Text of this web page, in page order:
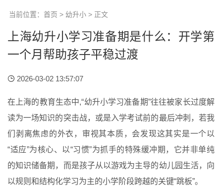
当前位置： 首页 > 幼升小 > 正文
上海幼升小学习准备期是什么：开学第
一个月帮助孩子平稳过渡
2026-03-02 13:57:07
在上海的教育生态中,“幼升小学习准备期”往往被家长过度解
读为一场知识的突击战，或是入学考试前的最后冲刺，若我
们剥离焦虑的外衣，审视其本质，会发现这其实是一个以
“适应”为核心、以“习惯”为抓手的特殊缓冲期，它并非单纯
的知识储备期，而是孩子从以游戏为主导的幼儿园生活，向
以规则和结构化学习为主的小学阶段跨越的关键“跳板”。